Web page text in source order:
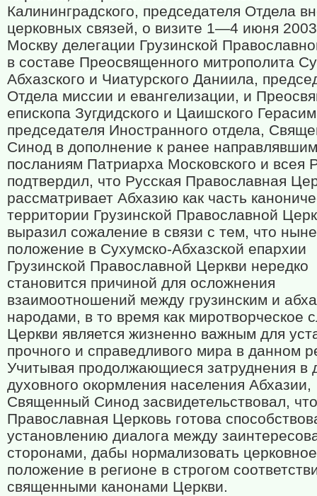
Калининградского, председателя Отдела
церковных связей, о визите 1—4 июня
Москву делегации Грузинской
в составе Преосвященного митрополита
Абхазского и Чиатурского Даниила,
Отдела миссии и евангелизации, и
епископа Зугдидского и Цаишского
председателя Иностранного отдела,
Синод в дополнение к ранее
посланиям Патриарха Московского и всея
подтвердил, что Русская Православная
рассматривает Абхазию как часть
территории Грузинской Православной
выразил сожаление в связи с тем, что
положение в Сухумско-Абхазской епархии
Грузинской Православной Церкви нередко
становится причиной для осложнения
взаимоотношений между грузинским и
народами, в то время как миротворческое
Церкви является жизненно важным для
прочного и справедливого мира в данном
Учитывая продолжающиеся затруднения в
духовного окормления населения Абхазии,
Священный Синод засвидетельствовал,
Православная Церковь готова
установлению диалога между
сторонами, дабы нормализовать церковное
положение в регионе в строгом
священными канонами Церкви.